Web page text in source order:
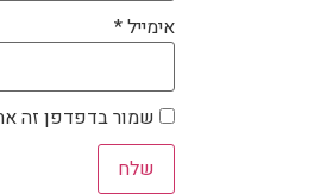
אימייל*
שמור בדפדפן זה